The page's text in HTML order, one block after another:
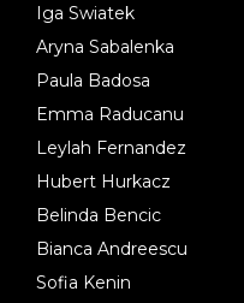
Iga Swiatek
Aryna Sabalenka
Paula Badosa
Emma Raducanu
Leylah Fernandez
Hubert Hurkacz
Belinda Bencic
Bianca Andreescu
Sofia Kenin